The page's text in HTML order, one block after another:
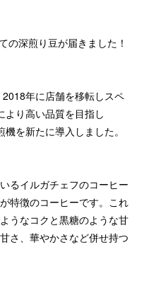
の深煎り豆が届きました！
年に店舗を移転しスペ
より高い品質を目指し
を新たに導入しました。
るイルガチェフのコーヒー
特徴のコーヒーです。これ
うなコクと黒糖のような甘
さ、華やかさなど併せ持つ